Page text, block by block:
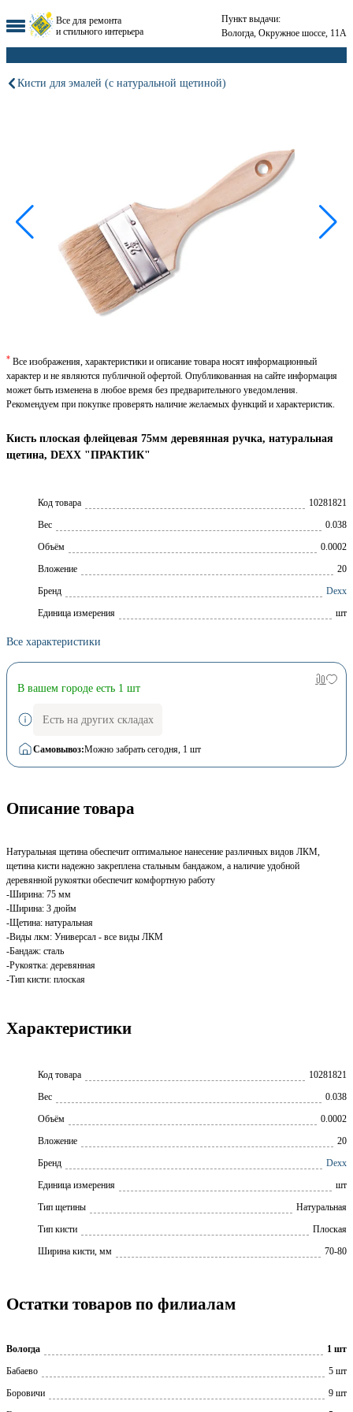
Все для ремонта
и стильного интерьера
Пункт выдачи:
Вологда, Окружное шоссе, 11А
Кисти для эмалей (с натуральной щетиной)
Кисть плоская флейцевая 75мм деревянная ручка, натуральная
щетина, DEXX "ПРАКТИК"
Код товара
10281821
Вес
0.038
Объём
0.0002
Вложение
20
Брeнд
Dexx
Единица измерения
шт
Все характеристики
* Все изображения, характеристики и описание товара носят информационный
характер и не являются публичной офертой. Опубликованная на сайте информация
может быть изменена в любое время без предварительного уведомления.
Рекомендуем при покупке проверять наличие желаемых функций и характеристик.
В вашем городе есть 1 шт
Есть на других складах
Самовывоз:Можно забрать сегодня, 1 шт
Описание товара
Натуральная щетина обеспечит оптимальное нанесение различных видов ЛКМ,
щетина кисти надежно закреплена стальным бандажом, а наличие удобной
деревянной рукоятки обеспечит комфортную работу
-Ширина: 75 мм
-Ширина: 3 дюйм
-Щетина: натуральная
-Виды лкм: Универсал - все виды ЛКМ
-Бандаж: сталь
-Рукоятка: деревянная
-Тип кисти: плоская
Характеристики
Код товара
10281821
Вес
0.038
Объём
0.0002
Вложение
20
Бренд
Dexx
Единица измерения
шт
Тип щетины
Натуральная
Тип кисти
Плоская
Ширина кисти, мм
70-80
Остатки товаров по филиалам
Вологда
1 шт
Бабаево
5 шт
Боровичи
9 шт